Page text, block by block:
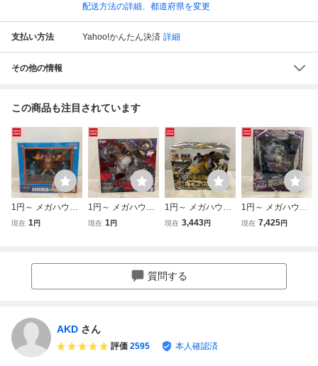
配送方法の詳細、都道府県を変更
支払い方法 Yahoo!かんたん決済 詳細
その他の情報
この商品も注目されています
1円～ メガハウス
P.O.P Sailing Agai
現在 1円
1円～ メガハウス
P.O.P Sailing Agai
ギア 4 弾む男 Ver.
現在 1円
1円～ メガハウス
P.O.P Sailing Agai
復刻版
現在 3,443円
1円～ メガハウス
P.O.P Sailing Agai
現在 7,425円
質問する
AKD さん
評価 2595 本人確認済